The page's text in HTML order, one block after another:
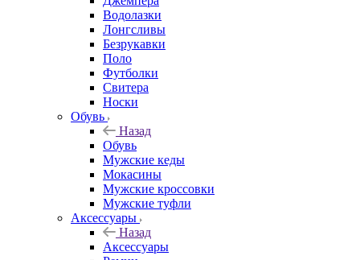
Водолазки
Лонгсливы
Безрукавки
Поло
Футболки
Свитера
Носки
Обувь
Назад
Обувь
Мужские кеды
Мокасины
Мужские кроссовки
Мужские туфли
Аксессуары
Назад
Аксессуары